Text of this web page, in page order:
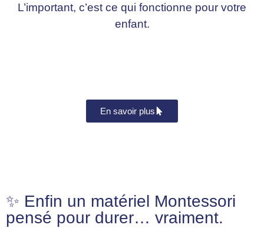
L’important, c’est ce qui fonctionne pour votre
enfant.
En savoir plus
✨ Enfin un matériel Montessori
pensé pour durer… vraiment.